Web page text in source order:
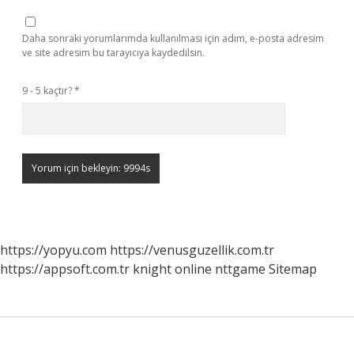
Daha sonraki yorumlarımda kullanılması için adım, e-posta adresim
ve site adresim bu tarayıcıya kaydedilsin.
9 - 5 kaçtır?*
https://yopyu.com https://venusguzellik.com.tr
https://appsoft.com.tr knight online nttgame Sitemap